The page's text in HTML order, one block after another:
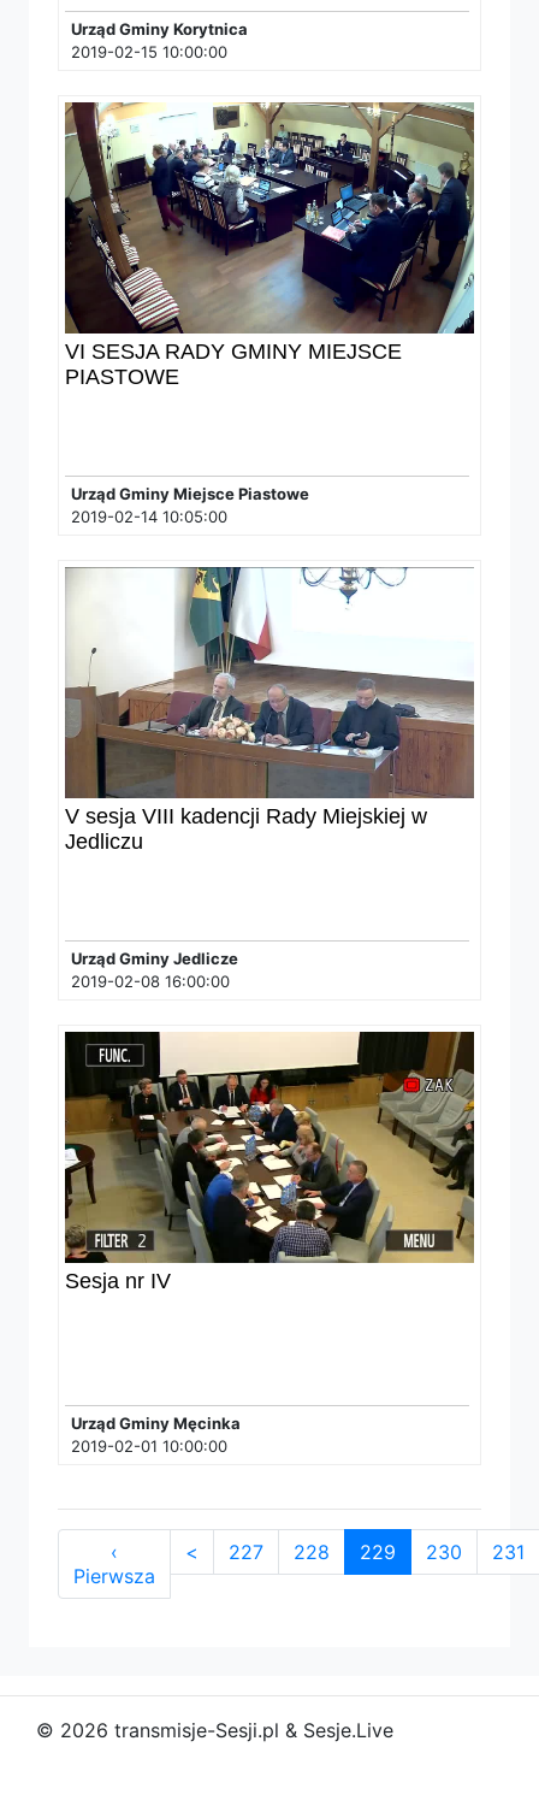
Urząd Gminy Korytnica
2019-02-15 10:00:00
VI SESJA RADY GMINY MIEJSCE
PIASTOWE
Urząd Gminy Miejsce Piastowe
2019-02-14 10:05:00
V sesja VIII kadencji Rady Miejskiej w
Jedliczu
Urząd Gminy Jedlicze
2019-02-08 16:00:00
Sesja nr IV
Urząd Gminy Męcinka
2019-02-01 10:00:00
‹
Pierwsza
< 227 228 229 (current)
230 231
© 2026 transmisje-Sesji.pl & Sesje.Live